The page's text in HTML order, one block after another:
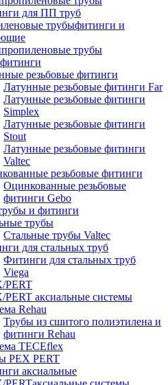
для ПП труб
трубыфитинги и
трубы
резьбовые фитинги
Латунные резьбовые фитинги Far
Латунные резьбовые фитинги
Simplex
Латунные резьбовые фитинги
Stout
Латунные резьбовые фитинги
Valtec
резьбовые фитинги
Оцинкованные резьбовые
фитинги Gebo
и фитинги
трубы
Стальные трубы Valtec
для стальных труб
Фитинги для стальных труб
Viega
PERT
PERT аксиальные системы
Rehau
Трубы из сшитого полиэтилена и
фитинги Rehau
TECEflex
PEX PERT
аксиальные